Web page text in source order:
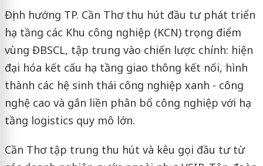
Định hướng TP. Cần Thơ thu hút đầu tư phát triển
hạ tầng các Khu công nghiệp (KCN) trọng điểm
vùng ĐBSCL, tập trung vào chiến lược chính: hiện
đại hóa kết cấu hạ tầng giao thông kết nối, hình
thành các hệ sinh thái công nghiệp xanh - công
nghệ cao và gắn liền phân bổ công nghiệp với hạ
tầng logistics quy mô lớn.
Cần Thơ tập trung thu hút và kêu gọi đầu tư từ